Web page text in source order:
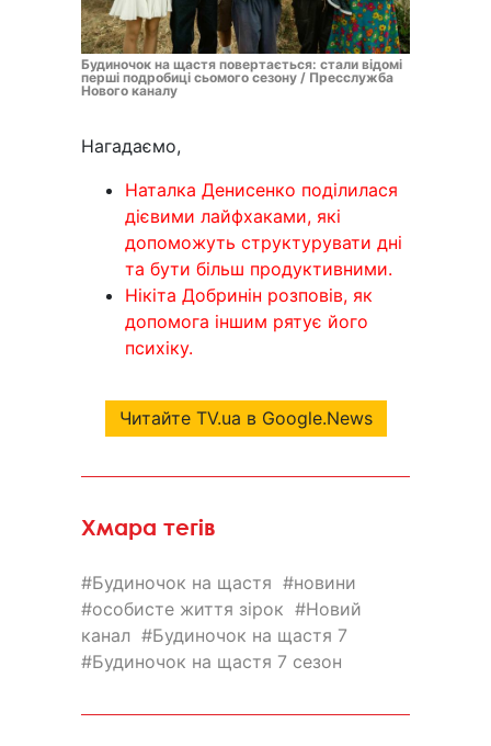
Будиночок на щастя повертається: стали відомі
перші подробиці сьомого сезону / Пресслужба
Нового каналу
Нагадаємо,
Наталка Денисенко поділилася
дієвими лайфхаками, які
допоможуть структурувати дні
та бути більш продуктивними.
Нікіта Добринін розповів, як
допомога іншим рятує його
психіку.
Читайте TV.ua в Google.News
Хмара тегів
Будиночок на щастя
новини
особисте життя зірок
Новий
канал
Будиночок на щастя 7
Будиночок на щастя 7 сезон